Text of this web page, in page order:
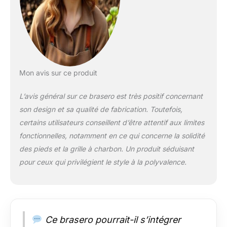
l'extérieur, durable et
antirouille, peut
résister à une
utilisation à long
entoure le foyer
d'élégance vintage.
La conception creuse
favorise la circulation
de l'air, idéale pour la
ou du charbon de
stockage du
Mon avis sur ce produit
L’avis général sur ce brasero est très positif concernant
son design et sa qualité de fabrication. Toutefois,
certains utilisateurs conseillent d’être attentif aux limites
fonctionnelles, notamment en ce qui concerne la solidité
des pieds et la grille à charbon. Un produit séduisant
pour ceux qui privilégient le style à la polyvalence.
Ce brasero pourrait-il s’intégrer